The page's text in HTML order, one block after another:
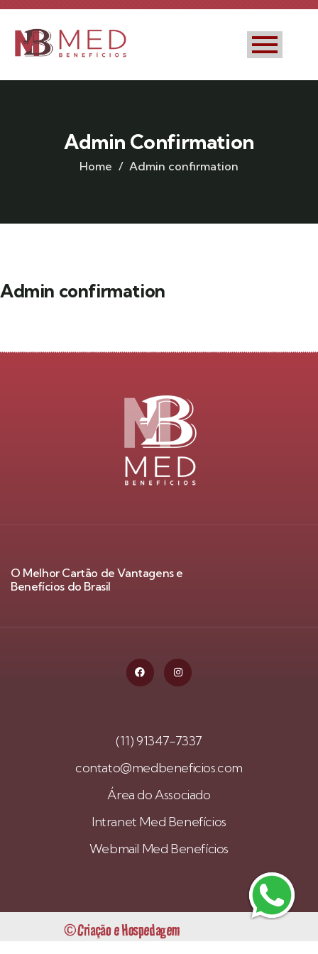
Admin Confirmation
Home Admin confirmation
Admin confirmation
O Melhor Cartão de Vantagens e
Benefícios do Brasil
(11) 91347-7337
contato@medbeneficios.com
Área do Associado
Intranet Med Benefícios
Webmail Med Benefícios
© Criação e Hospedagem